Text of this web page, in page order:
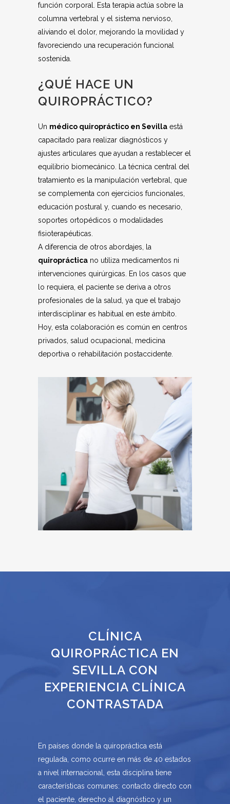
función corporal. Esta terapia actúa sobre la
columna vertebral y el sistema nervioso,
aliviando el dolor, mejorando la movilidad y
favoreciendo una recuperación funcional
sostenida.
¿QUÉ HACE UN
QUIROPRÁCTICO?
Un médico quiropráctico en Sevilla está
capacitado para realizar diagnósticos y
ajustes articulares que ayudan a restablecer el
equilibrio biomecánico. La técnica central del
tratamiento es la manipulación vertebral, que
se complementa con ejercicios funcionales,
educación postural y, cuando es necesario,
soportes ortopédicos o modalidades
fisioterapéuticas.
A diferencia de otros abordajes, la
quiropráctica no utiliza medicamentos ni
intervenciones quirúrgicas. En los casos que
lo requiera, el paciente se deriva a otros
profesionales de la salud, ya que el trabajo
interdisciplinar es habitual en este ámbito.
Hoy, esta colaboración es común en centros
privados, salud ocupacional, medicina
deportiva o rehabilitación postaccidente.
CLÍNICA
QUIROPRÁCTICA EN
SEVILLA CON
EXPERIENCIA CLÍNICA
CONTRASTADA
En países donde la quiropráctica está
regulada, como ocurre en más de 40 estados
a nivel internacional, esta disciplina tiene
características comunes: contacto directo con
el paciente, derecho al diagnóstico y un